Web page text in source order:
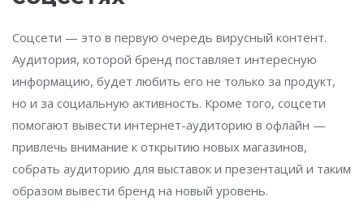
Соцсети — это в первую очередь вирусный контент.
Аудитория, которой бренд поставляет интересную
информацию, будет любить его не только за продукт,
но и за социальную активность. Кроме того, соцсети
помогают вывести интернет-аудиторию в офлайн —
привлечь внимание к открытию новых магазинов,
собрать аудиторию для выставок и презентаций и таким
образом вывести бренд на новый уровень.